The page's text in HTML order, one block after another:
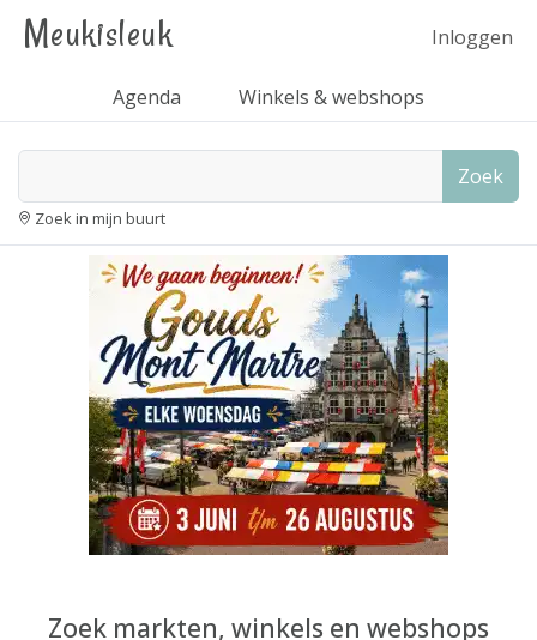
Meukisleuk Inloggen
Agenda Winkels & webshops
Zoek
Zoek in mijn buurt
Zoek markten, winkels en webshops